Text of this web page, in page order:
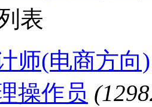
表
师(电商方向)
操作员